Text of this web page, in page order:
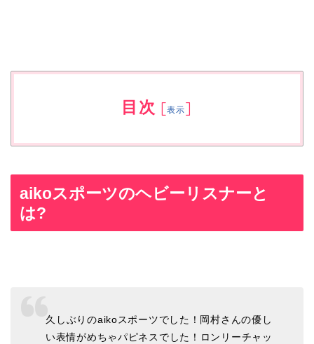
目次 [表示]
aikoスポーツのヘビーリスナーと
は?
久しぶりのaikoスポーツでした！岡村さんの優し
い表情がめちゃパピネスでした！ロンリーチャッ